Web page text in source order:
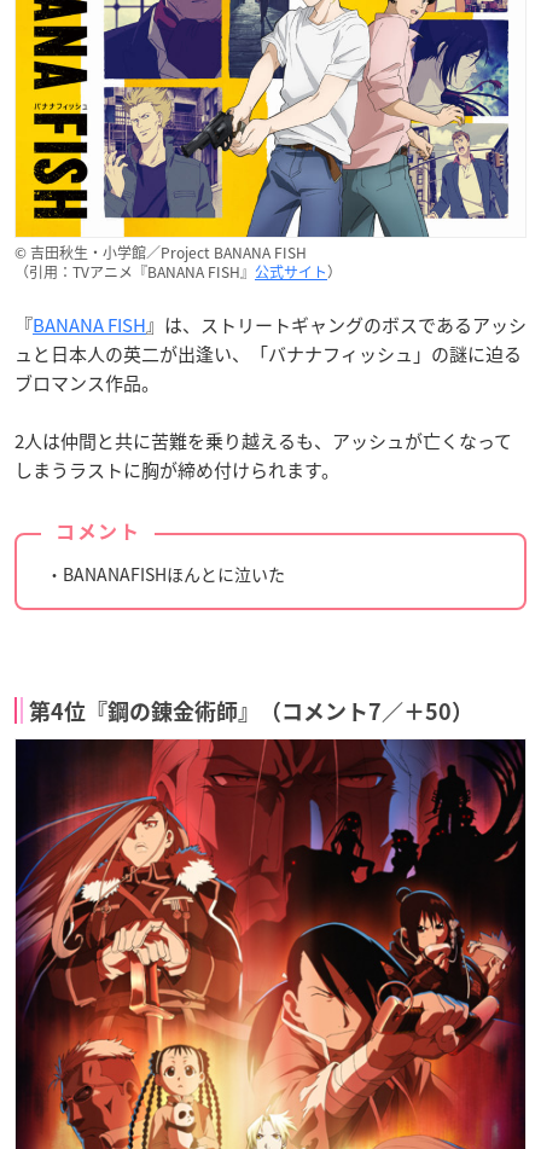
© 吉田秋生・小学館／Project BANANA FISH
（引用：TVアニメ『BANANA FISH』 公式サイト）
『BANANA FISH』は、ストリートギャングのボスであるアッシ
ュと日本人の英二が出逢い、「バナナフィッシュ」の謎に迫る
ブロマンス作品。
2人は仲間と共に苦難を乗り越えるも、アッシュが亡くなって
しまうラストに胸が締め付けられます。
コメント
・BANANAFISHほんとに泣いた
第4位『鋼の錬金術師』（コメント7／＋50）